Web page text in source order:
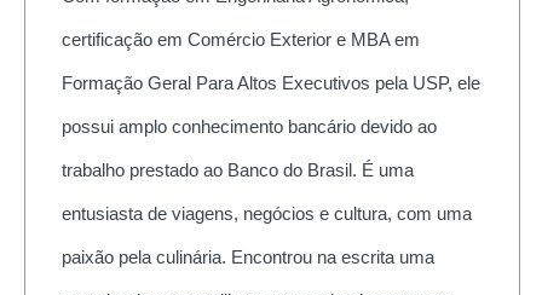
certificação em Comércio Exterior e MBA em
Formação Geral Para Altos Executivos pela USP, ele
possui amplo conhecimento bancário devido ao
trabalho prestado ao Banco do Brasil. É uma
entusiasta de viagens, negócios e cultura, com uma
paixão pela culinária. Encontrou na escrita uma